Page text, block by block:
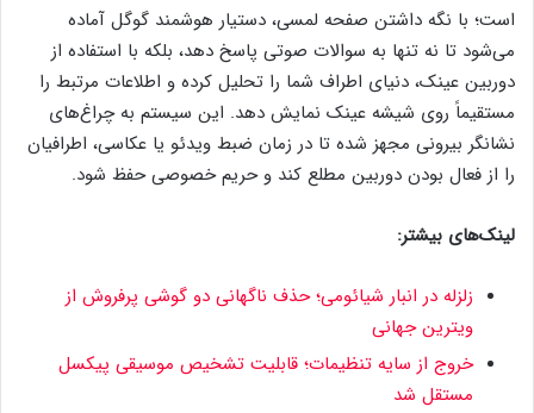
است؛ با نگه داشتن صفحه لمسی، دستیار هوشمند گوگل آماده
می‌شود تا نه تنها به سوالات صوتی پاسخ دهد، بلکه با استفاده از
دوربین عینک، دنیای اطراف شما را تحلیل کرده و اطلاعات مرتبط را
مستقیماً روی شیشه عینک نمایش دهد. این سیستم به چراغ‌های
نشانگر بیرونی مجهز شده تا در زمان ضبط ویدئو یا عکاسی، اطرافیان
را از فعال بودن دوربین مطلع کند و حریم خصوصی حفظ شود.
لینک‌های بیشتر:
زلزله در انبار شیائومی؛ حذف ناگهانی دو گوشی پرفروش از
ویترین جهانی
خروج از سایه تنظیمات؛ قابلیت تشخیص موسیقی پیکسل
مستقل شد